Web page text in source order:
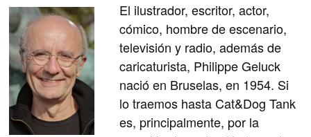
El ilustrador, escritor, actor,
cómico, hombre de escenario,
televisión y radio, además de
caricaturista, Philippe Geluck
nació en Bruselas, en 1954. Si
lo traemos hasta Cat&Dog Tank
es, principalmente, por la